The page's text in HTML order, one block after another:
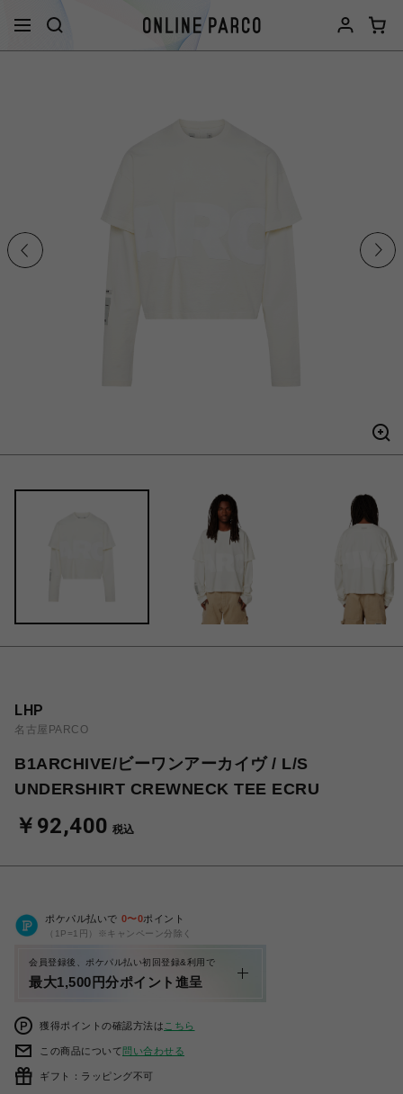
LHP
名古屋PARCO
B1ARCHIVE/ビーワンアーカイヴ / L/S
UNDERSHIRT CREWNECK TEE ECRU
￥92,400 税込
ポケパル払いで 0〜0ポイント
（1P=1円）※キャンペーン分除く
会員登録後、ポケパル払い初回登録&利用で
最大1,500円分ポイント進呈
獲得ポイントの確認方法は こちら
この商品について問い合わせる
ギフト：ラッピング不可